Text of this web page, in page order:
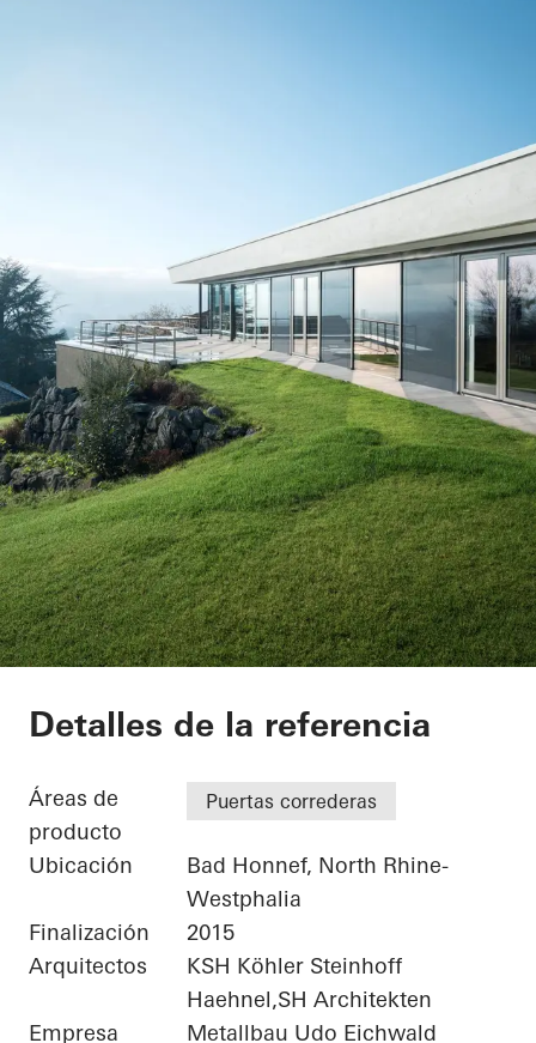
Private Home
Detalles de la referencia
Áreas de
producto
Puertas correderas
Ubicación
Bad Honnef, North Rhine-
Westphalia
Finalización
2015
Arquitectos
KSH Köhler Steinhoff
Haehnel,SH Architekten
Empresa
Metallbau Udo Eichwald